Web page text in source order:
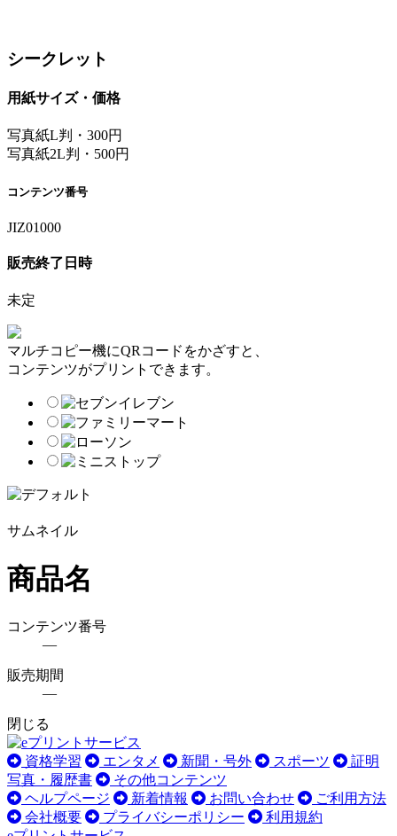
シークレット
用紙サイズ・価格
写真紙L判・300円
写真紙2L判・500円
コンテンツ番号
JIZ01000
販売終了日時
未定
マルチコピー機にQRコードをかざすと、
コンテンツがプリントできます。
サムネイル
商品名
コンテンツ番号
―
販売期間
―
閉じる
資格学習 エンタメ 新聞・号外 スポーツ
証明
写真・履歴書
その他コンテンツ
ヘルプページ
新着情報 お問い合わせ
ご利用方法
会社概要
プライバシーポリシー
利用規約